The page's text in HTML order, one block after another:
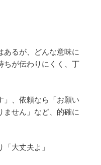
あるが、どんな意味に
ちが伝わりにくく、丁
」、依頼なら「お願い
ません」など、的確に
大丈夫よ」